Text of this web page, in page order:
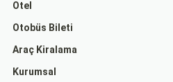
Otel
Otobüs Bileti
Araç Kiralama
Kurumsal